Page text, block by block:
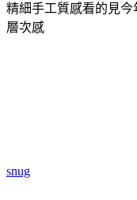
精細手工質感看的見
層次感
snug